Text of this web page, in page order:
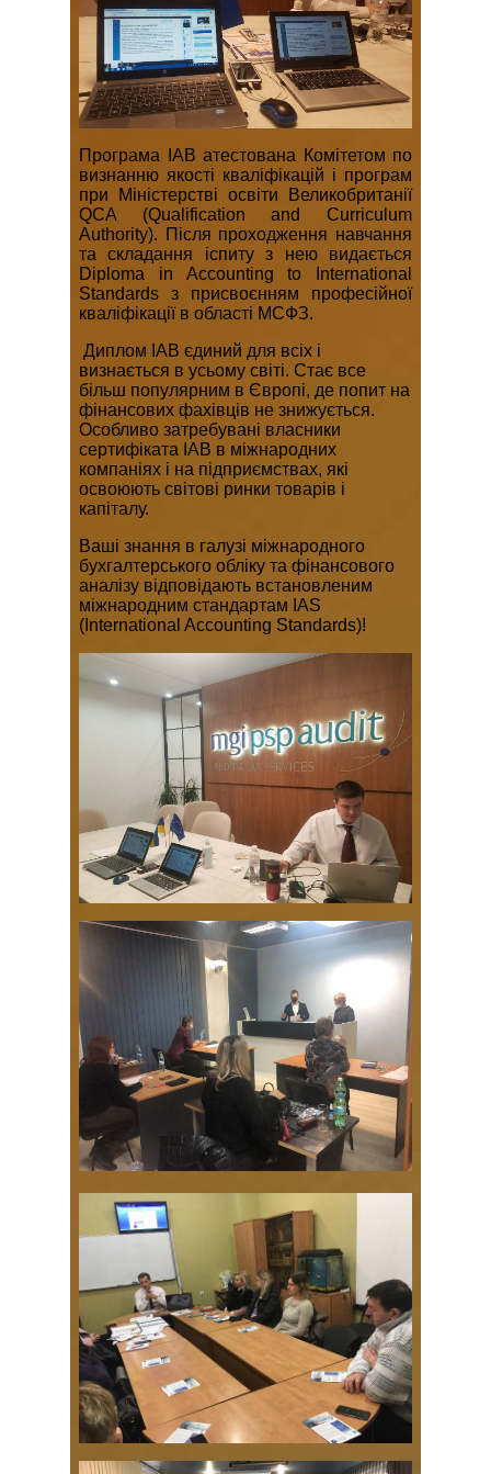
Програма IAB атестована Комітетом по
визнанню якості кваліфікацій і програм
при Міністерстві освіти Великобританії
QCA (Qualification and Curriculum
Authority). Після проходження навчання
та складання іспиту з нею видається
Diploma in Accounting to International
Standards з присвоєнням професійної
кваліфікації в області МСФЗ.
Диплом IAB єдиний для всіх і
визнається в усьому світі. Стає все
більш популярним в Європі, де попит на
фінансових фахівців не знижується.
Особливо затребувані власники
сертифіката IAB в міжнародних
компаніях і на підприємствах, які
освоюють світові ринки товарів і
капіталу.
Ваші знання в галузі міжнародного
бухгалтерського обліку та фінансового
аналізу відповідають встановленим
міжнародним стандартам IAS
(International Accounting Standards)!